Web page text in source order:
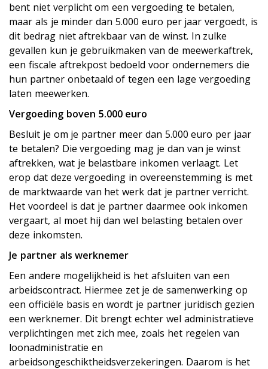
bent niet verplicht om een vergoeding te betalen,
maar als je minder dan 5.000 euro per jaar vergoedt, is
dit bedrag niet aftrekbaar van de winst. In zulke
gevallen kun je gebruikmaken van de meewerkaftrek,
een fiscale aftrekpost bedoeld voor ondernemers die
hun partner onbetaald of tegen een lage vergoeding
laten meewerken.
Vergoeding boven 5.000 euro
Besluit je om je partner meer dan 5.000 euro per jaar
te betalen? Die vergoeding mag je dan van je winst
aftrekken, wat je belastbare inkomen verlaagt. Let
erop dat deze vergoeding in overeenstemming is met
de marktwaarde van het werk dat je partner verricht.
Het voordeel is dat je partner daarmee ook inkomen
vergaart, al moet hij dan wel belasting betalen over
deze inkomsten.
Je partner als werknemer
Een andere mogelijkheid is het afsluiten van een
arbeidscontract. Hiermee zet je de samenwerking op
een officiële basis en wordt je partner juridisch gezien
een werknemer. Dit brengt echter wel administratieve
verplichtingen met zich mee, zoals het regelen van
loonadministratie en
arbeidsongeschiktheidsverzekeringen. Daarom is het